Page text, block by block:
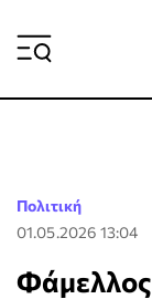
Πολιτική
01.05.2026 13:04